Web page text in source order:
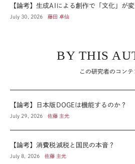
【論考】生成AIによる創作で「文化」が
July 30, 2026 藤田 卓仙
BY THIS
この研究者のコンテ
【論考】日本版DOGEは機能するのか？
July 29, 2026 佐藤 主光
【論考】消費税減税と国民の本音？
July 8, 2026 佐藤 主光